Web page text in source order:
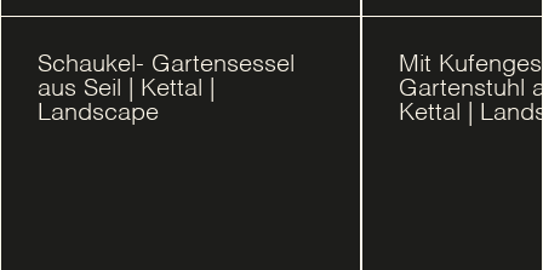
Schaukel- Gartensessel
aus Seil | Kettal |
Landscape
Mit
Gartenstuhl
Kettal |